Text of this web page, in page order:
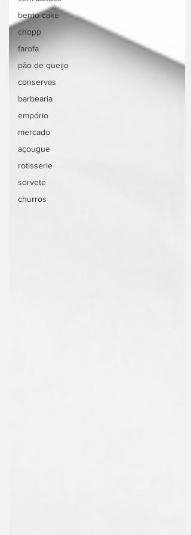
bento cake
chopp
farofa
pão de queijo
conservas
barbearia
empório
mercado
açougue
rotisserie
sorvete
churros